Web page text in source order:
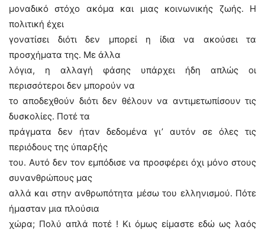
μοναδικό στόχο ακόμα και μιας κοινωνικής ζωής. Η
πολιτική έχει
γονατίσει διότι δεν μπορεί η ίδια να ακούσει τα
προσχήματα της. Με άλλα
λόγια, η αλλαγή φάσης υπάρχει ήδη απλώς οι
περισσότεροι δεν μπορούν να
το αποδεχθούν διότι δεν θέλουν να αντιμετωπίσουν τις
δυσκολίες. Ποτέ τα
πράγματα δεν ήταν δεδομένα γι’ αυτόν σε όλες τις
περιόδους της ύπαρξής
του. Αυτό δεν τον εμπόδισε να προσφέρει όχι μόνο στους
συνανθρώπους μας
αλλά και στην ανθρωπότητα μέσω του ελληνισμού. Πότε
ήμασταν μια πλούσια
χώρα; Πολύ απλά ποτέ ! Κι όμως είμαστε εδώ ως λαός